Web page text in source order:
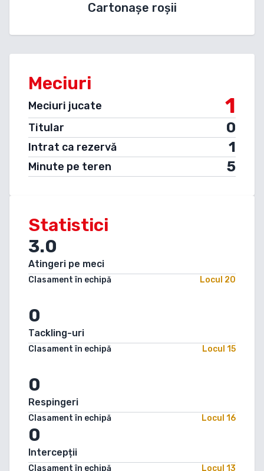
Cartonașe roșii
Meciuri
Meciuri jucate 1
Titular 0
Intrat ca rezervă 1
Minute pe teren 5
Statistici
3.0
Atingeri pe meci
Clasament în echipă Locul 20
0
Tackling-uri
Clasament în echipă Locul 15
0
Respingeri
Clasament în echipă Locul 16
0
Intercepții
Clasament în echipă Locul 13